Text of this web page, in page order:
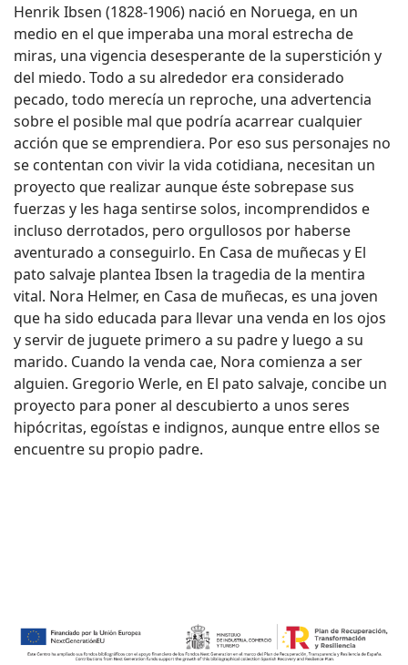
Henrik Ibsen (1828-1906) nació en Noruega, en un
medio en el que imperaba una moral estrecha de
miras, una vigencia desesperante de la superstición y
del miedo. Todo a su alrededor era considerado
pecado, todo merecía un reproche, una advertencia
sobre el posible mal que podría acarrear cualquier
acción que se emprendiera. Por eso sus personajes no
se contentan con vivir la vida cotidiana, necesitan un
proyecto que realizar aunque éste sobrepase sus
fuerzas y les haga sentirse solos, incomprendidos e
incluso derrotados, pero orgullosos por haberse
aventurado a conseguirlo. En Casa de muñecas y El
pato salvaje plantea Ibsen la tragedia de la mentira
vital. Nora Helmer, en Casa de muñecas, es una joven
que ha sido educada para llevar una venda en los ojos
y servir de juguete primero a su padre y luego a su
marido. Cuando la venda cae, Nora comienza a ser
alguien. Gregorio Werle, en El pato salvaje, concibe un
proyecto para poner al descubierto a unos seres
hipócritas, egoístas e indignos, aunque entre ellos se
encuentre su propio padre.